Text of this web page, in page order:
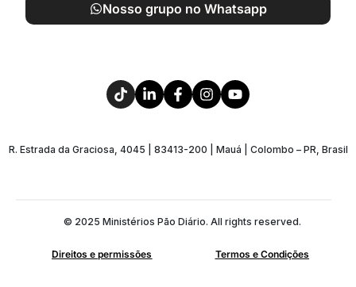
Nosso grupo no Whatsapp
R. Estrada da Graciosa, 4045 | 83413-200 | Mauá | Colombo – PR, Brasil
© 2025 Ministérios Pão Diário. All rights reserved.
Direitos e permissões Termos e Condições